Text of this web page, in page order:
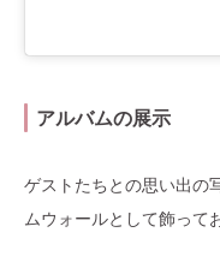
アルバムの展示
ゲストたちとの思い出の
ムウォールとして飾って